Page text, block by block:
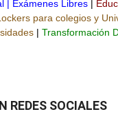
| Exámenes Libres |
para colegios y
| Transformación
REDES SOCIALES